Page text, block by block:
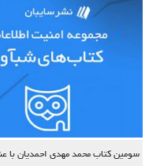
سومین کتاب محمد مهدی احمدیان با